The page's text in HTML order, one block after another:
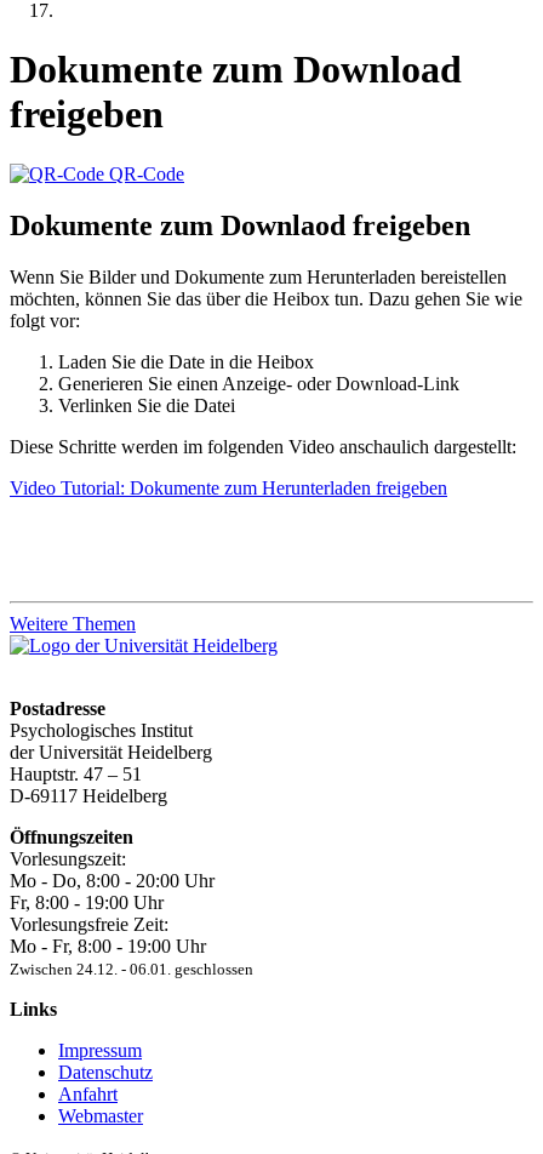
Dokumente zum Download
freigeben
QR-Code
Dokumente zum Downlaod freigeben
Wenn Sie Bilder und Dokumente zum Herunterladen bereistellen
möchten, können Sie das über die Heibox tun. Dazu gehen Sie wie
folgt vor:
Laden Sie die Date in die Heibox
Generieren Sie einen Anzeige- oder Download-Link
Verlinken Sie die Datei
Diese Schritte werden im folgenden Video anschaulich dargestellt:
Video Tutorial: Dokumente zum Herunterladen freigeben
Weitere Themen
Postadresse
Psychologisches Institut
der Universität Heidelberg
Hauptstr. 47 – 51
D-69117 Heidelberg
Öffnungszeiten
Vorlesungszeit:
Mo - Do, 8:00 ‐ 20:00 Uhr
Fr, 8:00 ‐ 19:00 Uhr
Vorlesungsfreie Zeit:
Mo - Fr, 8:00 ‐ 19:00 Uhr
Zwischen 24.12. ‐ 06.01. geschlossen
Links
Impressum
Datenschutz
Anfahrt
Webmaster